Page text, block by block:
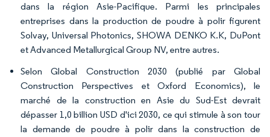
dans la région Asie-Pacifique. Parmi les principales
entreprises dans la production de poudre à polir figurent
Solvay, Universal Photonics, SHOWA DENKO K.K, DuPont
et Advanced Metallurgical Group NV, entre autres.
Selon Global Construction 2030 (publié par Global
Construction Perspectives et Oxford Economics), le
marché de la construction en Asie du Sud-Est devrait
dépasser 1,0 billion USD d'ici 2030, ce qui stimule à son tour
la demande de poudre à polir dans la construction de